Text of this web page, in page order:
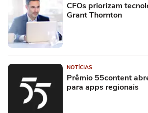
CFOs priorizam
Grant Thornton
NOTÍCIAS
Prêmio 55content
para apps regionais